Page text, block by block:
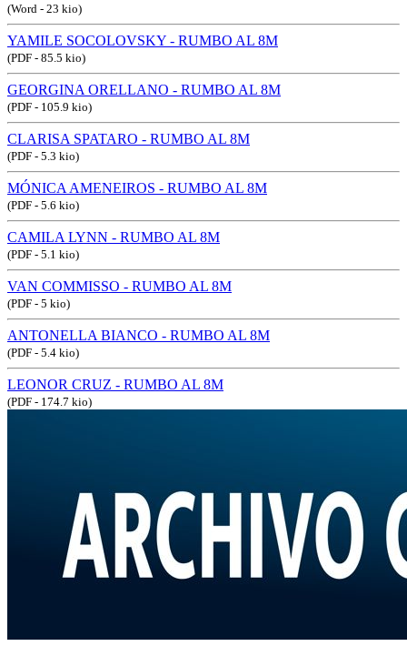
(Word - 23 kio)
YAMILE SOCOLOVSKY - RUMBO AL 8M
(PDF - 85.5 kio)
GEORGINA ORELLANO - RUMBO AL 8M
(PDF - 105.9 kio)
CLARISA SPATARO - RUMBO AL 8M
(PDF - 5.3 kio)
MÓNICA AMENEIROS - RUMBO AL 8M
(PDF - 5.6 kio)
CAMILA LYNN - RUMBO AL 8M
(PDF - 5.1 kio)
VAN COMMISSO - RUMBO AL 8M
(PDF - 5 kio)
ANTONELLA BIANCO - RUMBO AL 8M
(PDF - 5.4 kio)
LEONOR CRUZ - RUMBO AL 8M
(PDF - 174.7 kio)